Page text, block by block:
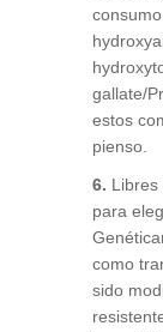
gallate/
estos
pienso.
6.
para
como
sido